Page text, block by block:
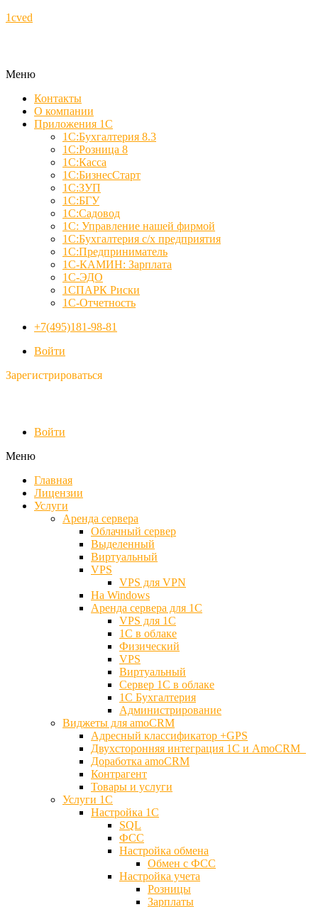
1cved
Меню
Контакты
О компании
Приложения 1С
1С:Бухгалтерия 8.3
1С:Розница 8
1С:Касса
1С:БизнесСтарт
1С:ЗУП
1С:БГУ
1С:Садовод
1С: Управление нашей фирмой
1С:Бухгалтерия с/х предприятия
1С:Предприниматель
1С-КАМИН: Зарплата
1С-ЭДО
1СПАРК Риски
1С-Отчетность
+7(495)181-98-81
Войти
Зарегистрироваться
Войти
Меню
Главная
Лицензии
Услуги
Аренда сервера
Облачный сервер
Выделенный
Виртуальный
VPS
VPS для VPN
На Windows
Аренда сервера для 1С
VPS для 1С
1С в облаке
Физический
VPS
Виртуальный
Сервер 1С в облаке
1С Бухгалтерия
Администрирование
Виджеты для amoCRM
Адресный классификатор +GPS
Двухсторонняя интеграция 1С и AmoCRM
Доработка amoCRM
Контрагент
Товары и услуги
Услуги 1С
Настройка 1С
SQL
ФСС
Настройка обмена
Обмен с ФСС
Настройка учета
Розницы
Зарплаты